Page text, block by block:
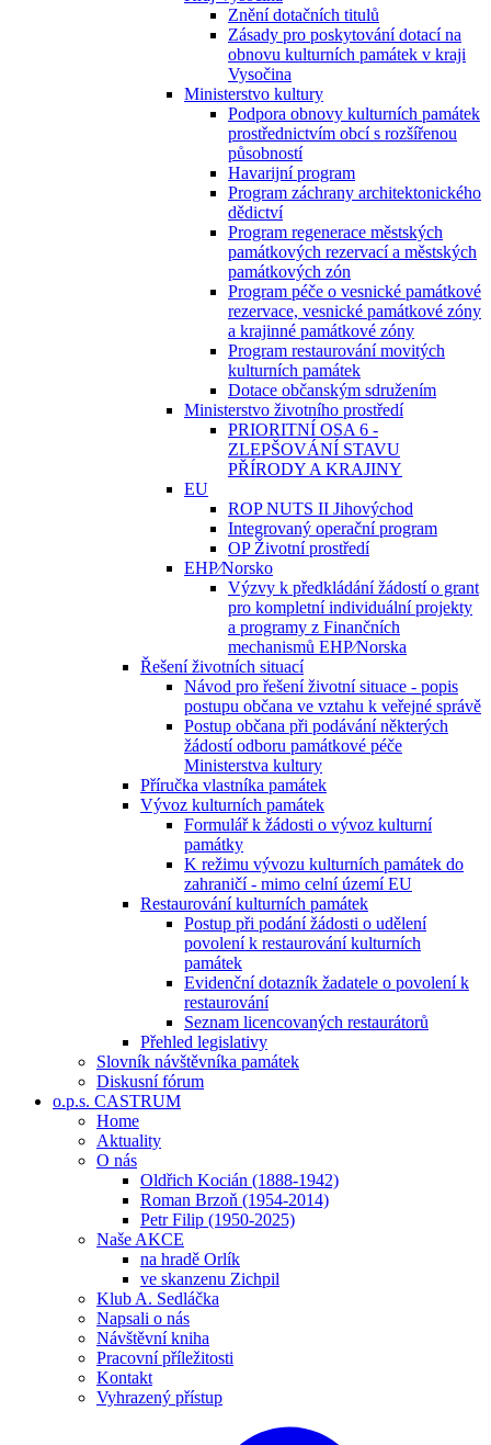
Znění dotačních titulů
Zásady pro poskytování dotací na
obnovu kulturních památek v kraji
Vysočina
Ministerstvo kultury
Podpora obnovy kulturních památek
prostřednictvím obcí s rozšířenou
působností
Havarijní program
Program záchrany architektonického
dědictví
Program regenerace městských
památkových rezervací a městských
památkových zón
Program péče o vesnické památkové
rezervace, vesnické památkové zóny
a krajinné památkové zóny
Program restaurování movitých
kulturních památek
Dotace občanským sdružením
Ministerstvo životního prostředí
PRIORITNÍ OSA 6 -
ZLEPŠOVÁNÍ STAVU
PŘÍRODY A KRAJINY
EU
ROP NUTS II Jihovýchod
Integrovaný operační program
OP Životní prostředí
EHP⁄Norsko
Výzvy k předkládání žádostí o grant
pro kompletní individuální projekty
a programy z Finančních
mechanismů EHP⁄Norska
Řešení životních situací
Návod pro řešení životní situace - popis
postupu občana ve vztahu k veřejné správě
Postup občana při podávání některých
žádostí odboru památkové péče
Ministerstva kultury
Příručka vlastníka památek
Vývoz kulturních památek
Formulář k žádosti o vývoz kulturní
památky
K režimu vývozu kulturních památek do
zahraničí - mimo celní území EU
Restaurování kulturních památek
Postup při podání žádosti o udělení
povolení k restaurování kulturních
památek
Evidenční dotazník žadatele o povolení k
restaurování
Seznam licencovaných restaurátorů
Přehled legislativy
Slovník návštěvníka památek
Diskusní fórum
o.p.s. CASTRUM
Home
Aktuality
O nás
Oldřich Kocián (1888-1942)
Roman Brzoň (1954-2014)
Petr Filip (1950-2025)
Naše AKCE
na hradě Orlík
ve skanzenu Zichpil
Klub A. Sedláčka
Napsali o nás
Návštěvní kniha
Pracovní příležitosti
Kontakt
Vyhrazený přístup